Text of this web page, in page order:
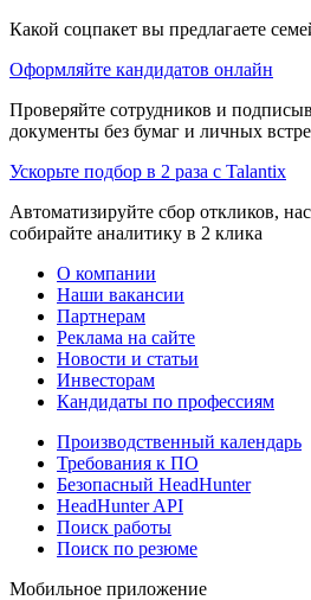
Какой соцпакет вы предлагаете
Оформляйте кандидатов онлайн
Проверяйте сотрудников и
документы без бумаг и личных
Ускорьте подбор в 2 раза с Talantix
Автоматизируйте сбор откликов,
собирайте аналитику в 2 клика
О компании
Наши вакансии
Партнерам
Реклама на сайте
Новости и статьи
Инвесторам
Кандидаты по профессиям
Производственный календарь
Требования к ПО
Безопасный HeadHunter
HeadHunter API
Поиск работы
Поиск по резюме
Мобильное приложение